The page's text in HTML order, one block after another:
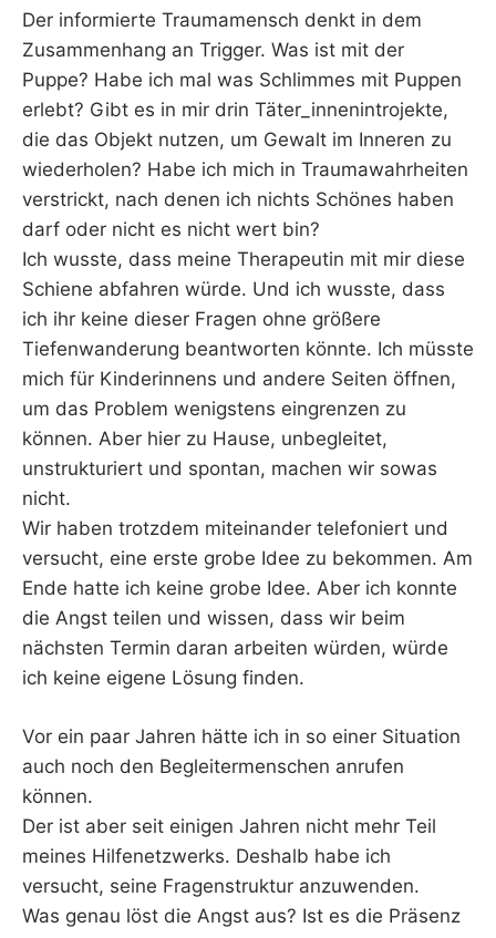
Der informierte Traumamensch denkt in dem
Zusammenhang an Trigger. Was ist mit der
Puppe? Habe ich mal was Schlimmes mit Puppen
erlebt? Gibt es in mir drin Täter_innenintrojekte,
die das Objekt nutzen, um Gewalt im Inneren zu
wiederholen? Habe ich mich in Traumawahrheiten
verstrickt, nach denen ich nichts Schönes haben
darf oder nicht es nicht wert bin?
Ich wusste, dass meine Therapeutin mit mir diese
Schiene abfahren würde. Und ich wusste, dass
ich ihr keine dieser Fragen ohne größere
Tiefenwanderung beantworten könnte. Ich müsste
mich für Kinderinnens und andere Seiten öffnen,
um das Problem wenigstens eingrenzen zu
können. Aber hier zu Hause, unbegleitet,
unstrukturiert und spontan, machen wir sowas
nicht.
Wir haben trotzdem miteinander telefoniert und
versucht, eine erste grobe Idee zu bekommen. Am
Ende hatte ich keine grobe Idee. Aber ich konnte
die Angst teilen und wissen, dass wir beim
nächsten Termin daran arbeiten würden, würde
ich keine eigene Lösung finden.
Vor ein paar Jahren hätte ich in so einer Situation
auch noch den Begleitermenschen anrufen
können.
Der ist aber seit einigen Jahren nicht mehr Teil
meines Hilfenetzwerks. Deshalb habe ich
versucht, seine Fragenstruktur anzuwenden.
Was genau löst die Angst aus? Ist es die Präsenz